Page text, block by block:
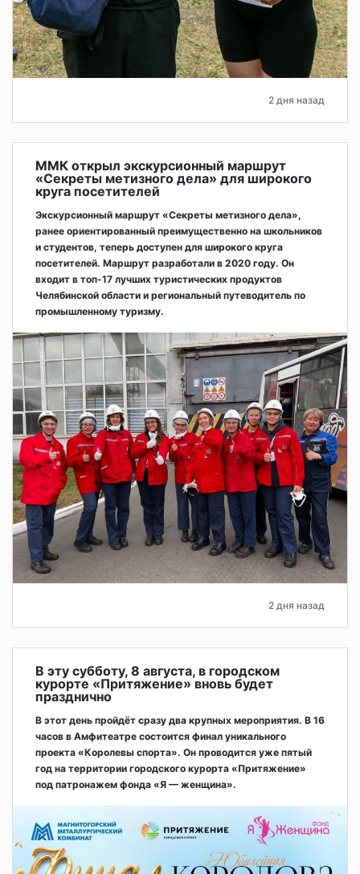
2 дня назад
ММК открыл экскурсионный маршрут
«Секреты метизного дела» для широкого
круга посетителей
Экскурсионный маршрут «Секреты метизного дела»,
ранее ориентированный преимущественно на школьников
и студентов, теперь доступен для широкого круга
посетителей. Маршрут разработали в 2020 году. Он
входит в топ-17 лучших туристических продуктов
Челябинской области и региональный путеводитель по
промышленному туризму.
2 дня назад
В эту субботу, 8 августа, в городском
курорте «Притяжение» вновь будет
празднично
В этот день пройдёт сразу два крупных мероприятия. В 16
часов в Амфитеатре состоится финал уникального
проекта «Королевы спорта». Он проводится уже пятый
год на территории городского курорта «Притяжение»
под патронажем фонда «Я — женщина».